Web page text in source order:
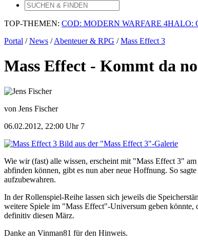
TOP-THEMEN: COD: MODERN WARFARE 4HALO:
Portal /News /Abenteuer & RPG /Mass Effect 3
Mass Effect - Kommt da
von Jens Fischer
06.02.2012, 22:00 Uhr7
Bild aus der "Mass Effect 3"-Galerie
Wie wir (fast) alle wissen, erscheint mit "Mass Effect 3"
abfinden können, gibt es nun aber neue Hoffnung. So
aufzubewahren.
In der Rollenspiel-Reihe lassen sich jeweils die
weitere Spiele im "Mass Effect"-Universum geben
definitiv diesen März.
Danke an Vinman81 für den Hinweis.